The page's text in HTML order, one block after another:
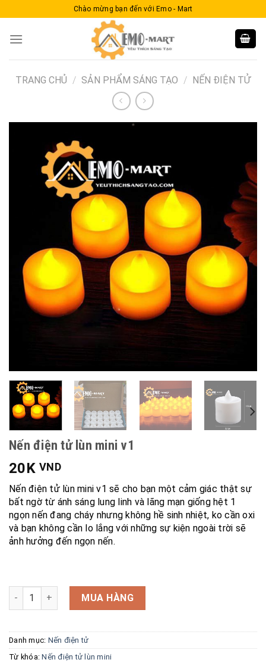
to
Chào mừng bạn đến với Emo - Mart
TRANG CHỦ / SẢN PHẨM SÁNG TẠO / NẾN ĐIỆN TỬ
Nến điện tử lùn mini v1
20K VND
Nến điện tử lùn mini v1 sẽ cho bạn một cảm giác thật sự
bất ngờ từ ánh sáng lung linh và lãng mạn giống hệt 1
ngọn nến đang cháy nhưng không hề sinh nhiệt, ko cần oxi
và bạn không cần lo lắng với những sự kiện ngoài trời sẽ
ảnh hưởng đến ngọn nến.
Nến điện tử lùn mini v1 số lượng
MUA HÀNG
Danh mục: Nến điện tử
Từ khóa:Nến điện tử lùn mini